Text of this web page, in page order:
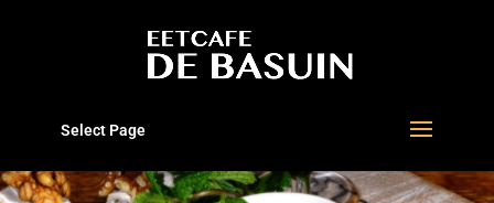
Select Page